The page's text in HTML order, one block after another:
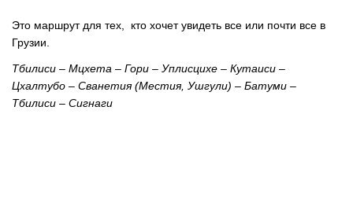
Это маршрут для тех, кто хочет увидеть все или почти все в
Грузии.
Тбилиси – Мцхета – Гори – Уплисцихе – Кутаиси –
Цхалтубо – Сванетия (Местия, Ушгули) – Батуми –
Тбилиси – Сигнаги